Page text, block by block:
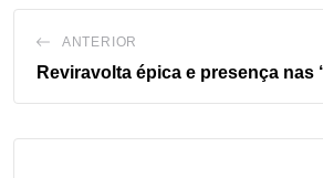
ANTERIOR
Reviravolta épica e presença nas